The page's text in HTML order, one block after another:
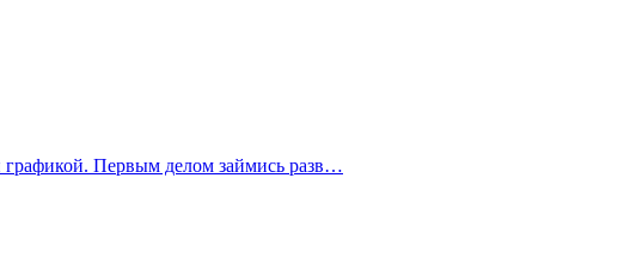
графикой. Первым делом займись разв…